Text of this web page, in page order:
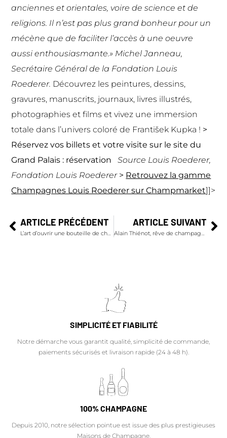
anciennes et orientales, voire de science et de
religions. Il n’est pas plus grand bonheur pour un
mécène que de faciliter l’accès à une oeuvre
aussi enthousiasmante.» Michel Janneau,
Secrétaire Général de la Fondation Louis
Roederer. Découvrez les peintures, dessins,
gravures, manuscrits, journaux, livres illustrés,
photographies et films et vivez une immersion
totale dans l’univers coloré de František Kupka ! >
Réservez vos billets et votre visite sur le site du
Grand Palais : réservation
Source Louis Roederer,
Fondation Louis Roederer > Retrouvez la gamme
Champagnes Louis Roederer sur Champmarket]]>
ARTICLE PRÉCÉDENT ARTICLE SUIVANT
SIMPLICITÉ ET FIABILITÉ
Notre démarche vous garantit qualité, simplicité de commande,
paiements sécurisés et livraison rapide (24 à 48 h).
100% CHAMPAGNE
Depuis 2010, notre sélection pointue est issue des plus prestigieuses
Maisons de Champagne.